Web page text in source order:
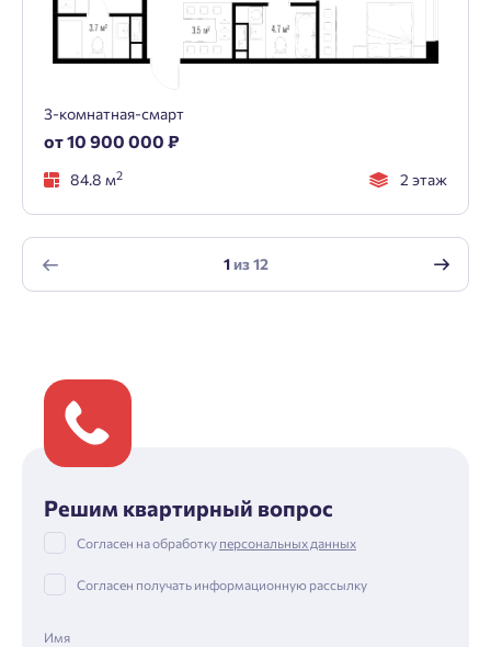
3-комнатная-смарт
от 10 900 000 ₽
84.8 м2 2 этаж
1из12
Решим квартирный вопрос
Согласен на обработку персональных данных
Согласен получать информационную рассылку
Имя